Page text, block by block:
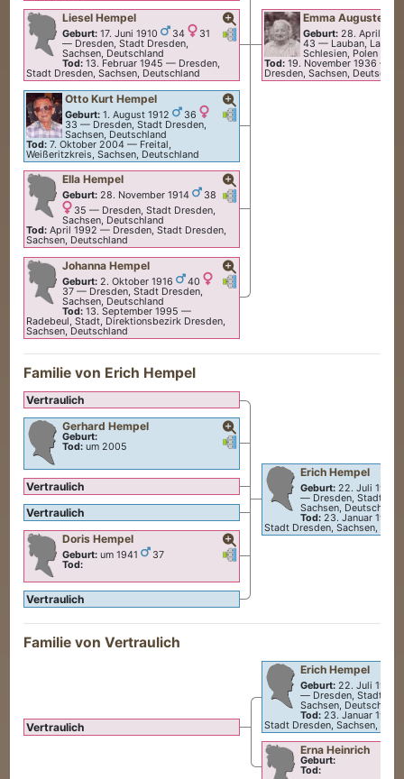
Verknüpfungen
Verknüpfungen
LieselHempel
Geburt: 17. Juni 1910 34
31
— Dresden, Stadt Dresden,
Sachsen, Deutschland
Tod: 13. Februar 1945 — Dresden,
Stadt Dresden, Sachsen, Deutschland
Verknüpfungen
Otto KurtHempel
Geburt: 1. August 1912
36
33 — Dresden, Stadt Dresden,
Sachsen, Deutschland
Tod: 7. Oktober 2004 — Freital,
Weißeritzkreis, Sachsen, Deutschland
Verknüpfungen
Verknüpfungen
EllaHempel
Geburt: 28. November 1914
38
35 — Dresden, Stadt Dresden,
Sachsen, Deutschland
Tod: April 1992 — Dresden, Stadt Dresden,
Sachsen, Deutschland
Verknüpfungen
Verknüpfungen
JohannaHempel
Geburt: 2. Oktober 1916
40
37 — Dresden, Stadt Dresden,
Sachsen, Deutschland
Tod: 13. September 1995 —
Radebeul, Stadt, Direktionsbezirk Dresden,
Sachsen, Deutschland
Emma Auguste
Geburt: 28. April
43 — Lauban,
Schlesien, Polen
Tod: 19. November 1936 —
Dresden, Sachsen,
Familie von Erich Hempel
Vertraulich
Verknüpfungen
Verknüpfungen
GerhardHempel
Geburt:
Tod: um 2005
Vertraulich
Vertraulich
Verknüpfungen
Verknüpfungen
DorisHempel
Geburt: um 1941
37
Tod:
Vertraulich
ErichHempel
Geburt: 22. Juli 1903
— Dresden, Stadt
Sachsen, Deutschland
Tod: 23. Januar 1947
Stadt Dresden, Sachsen,
Familie von Vertraulich
Vertraulich
ErichHempel
Geburt: 22. Juli 1903
— Dresden, Stadt
Sachsen, Deutschland
Tod: 23. Januar 1947
Stadt Dresden, Sachsen,
ErnaHeinrich
Geburt:
Tod: